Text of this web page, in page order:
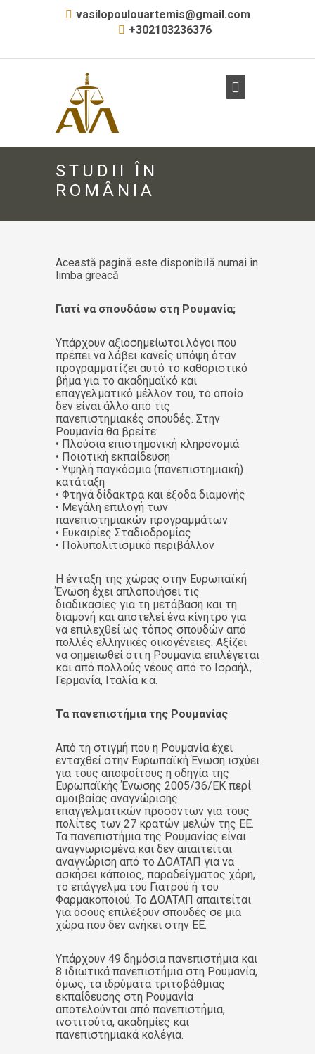
vasilopoulouartemis@gmail.com
+302103236376
STUDII ÎN
ROMÂNIA
Această pagină este disponibilă numai în
limba greacă
Γιατί να σπουδάσω στη Ρουμανία;
Υπάρχουν αξιοσημείωτοι λόγοι που
πρέπει να λάβει κανείς υπόψη όταν
προγραμματίζει αυτό το καθοριστικό
βήμα για το ακαδημαϊκό και
επαγγελματικό μέλλον του, το οποίο
δεν είναι άλλο από τις
πανεπιστημιακές σπουδές. Στην
Ρουμανία θα βρείτε:
• Πλούσια επιστημονική κληρονομιά
• Ποιοτική εκπαίδευση
• Υψηλή παγκόσμια (πανεπιστημιακή)
κατάταξη
• Φτηνά δίδακτρα και έξοδα διαμονής
• Μεγάλη επιλογή των
πανεπιστημιακών προγραμμάτων
• Ευκαιρίες Σταδιοδρομίας
• Πολυπολιτισμικό περιβάλλον
Η ένταξη της χώρας στην Ευρωπαϊκή
Ένωση έχει απλοποιήσει τις
διαδικασίες για τη μετάβαση και τη
διαμονή και αποτελεί ένα κίνητρο για
να επιλεχθεί ως τόπος σπουδών από
πολλές ελληνικές οικογένειες. Αξίζει
να σημειωθεί ότι η Ρουμανία επιλέγεται
και από πολλούς νέους από το Ισραήλ,
Γερμανία, Ιταλία κ.α.
Τα πανεπιστήμια της Ρουμανίας
Από τη στιγμή που η Ρουμανία έχει
ενταχθεί στην Ευρωπαϊκή Ένωση ισχύει
για τους αποφοίτους η οδηγία της
Ευρωπαϊκής Ένωσης 2005/36/ΕΚ περί
αμοιβαίας αναγνώρισης
επαγγελματικών προσόντων για τους
πολίτες των 27 κρατών μελών της ΕΕ.
Τα πανεπιστήμια της Ρουμανίας είναι
αναγνωρισμένα και δεν απαιτείται
αναγνώριση από το ΔΟΑΤΑΠ για να
ασκήσει κάποιος, παραδείγματος χάρη,
το επάγγελμα του Γιατρού ή του
Φαρμακοποιού. Το ΔΟΑΤΑΠ απαιτείται
για όσους επιλέξουν σπουδές σε μια
χώρα που δεν ανήκει στην ΕΕ.
Υπάρχουν 49 δημόσια πανεπιστήμια και
8 ιδιωτικά πανεπιστήμια στη Ρουμανία,
όμως, τα ιδρύματα τριτοβάθμιας
εκπαίδευσης στη Ρουμανία
αποτελούνται από πανεπιστήμια,
ινστιτούτα, ακαδημίες και
πανεπιστημιακά κολέγια.